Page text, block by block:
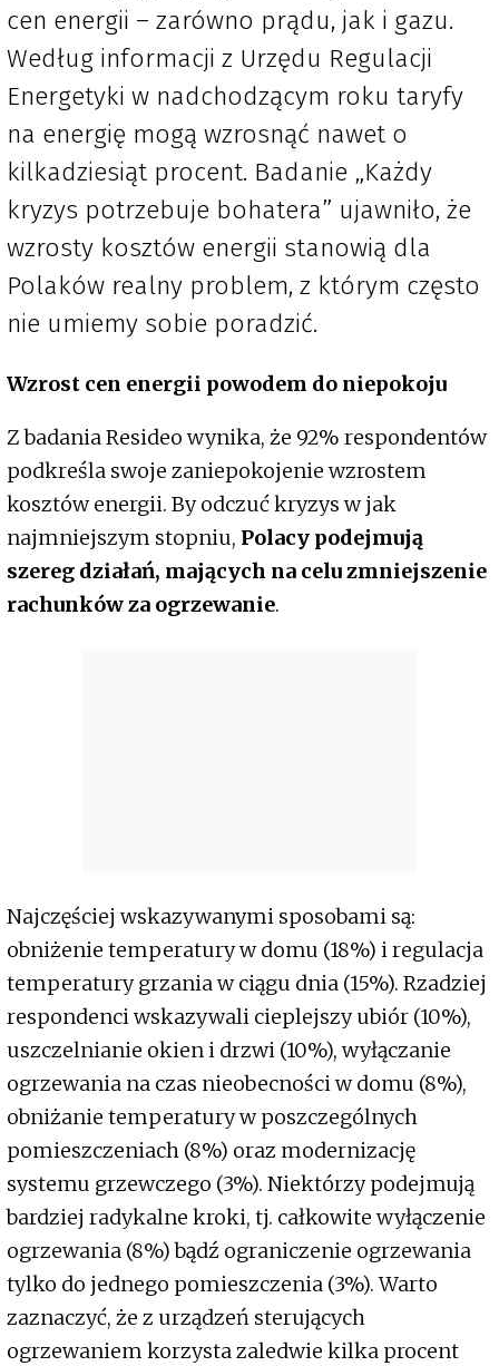
cen energii – zarówno prądu, jak i gazu.
Według informacji z Urzędu Regulacji
Energetyki w nadchodzącym roku taryfy
na energię mogą wzrosnąć nawet o
kilkadziesiąt procent. Badanie „Każdy
kryzys potrzebuje bohatera” ujawniło, że
wzrosty kosztów energii stanowią dla
Polaków realny problem, z którym często
nie umiemy sobie poradzić.
Wzrost cen energii powodem do niepokoju
Z badania Resideo wynika, że 92% respondentów
podkreśla swoje zaniepokojenie wzrostem
kosztów energii. By odczuć kryzys w jak
najmniejszym stopniu, Polacy podejmują
szereg działań, mających na celu zmniejszenie
rachunków za ogrzewanie.
Najczęściej wskazywanymi sposobami są:
obniżenie temperatury w domu (18%) i regulacja
temperatury grzania w ciągu dnia (15%). Rzadziej
respondenci wskazywali cieplejszy ubiór (10%),
uszczelnianie okien i drzwi (10%), wyłączanie
ogrzewania na czas nieobecności w domu (8%),
obniżanie temperatury w poszczególnych
pomieszczeniach (8%) oraz modernizację
systemu grzewczego (3%). Niektórzy podejmują
bardziej radykalne kroki, tj. całkowite wyłączenie
ogrzewania (8%) bądź ograniczenie ogrzewania
tylko do jednego pomieszczenia (3%). Warto
zaznaczyć, że z urządzeń sterujących
ogrzewaniem korzysta zaledwie kilka procent